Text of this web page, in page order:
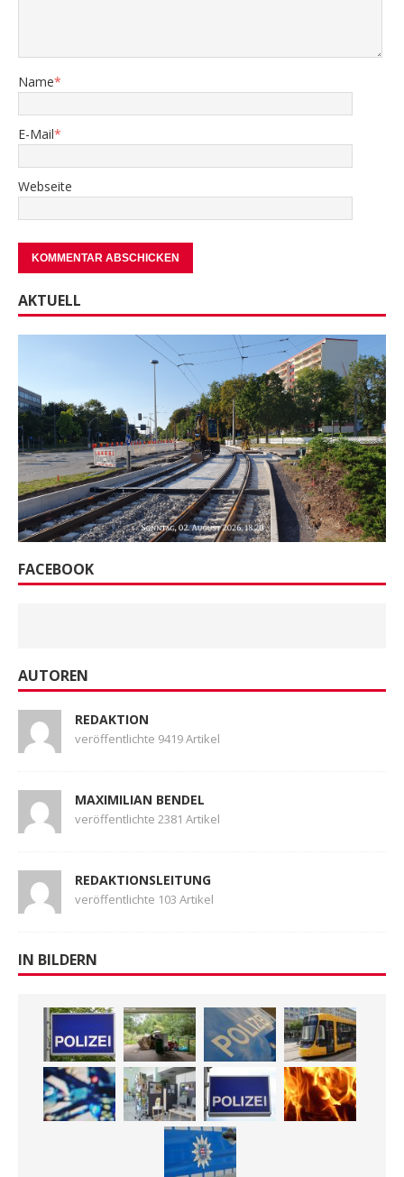
Name*
E-Mail*
Webseite
AKTUELL
FACEBOOK
AUTOREN
REDAKTION
veröffentlichte 9419 Artikel
MAXIMILIAN BENDEL
veröffentlichte 2381 Artikel
REDAKTIONSLEITUNG
veröffentlichte 103 Artikel
IN BILDERN